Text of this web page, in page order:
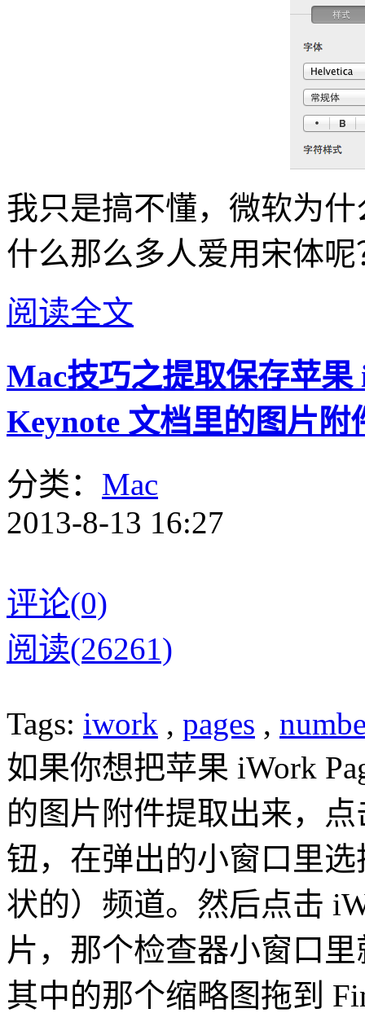
我只是搞不懂，微软为
什么那么多人爱用宋体呢
阅读全文
Mac技巧之提取保存苹果
Keynote 文档里的图片附
分类： Mac
2013-8-13 16:27
评论(0)
阅读(26261)
Tags: iwork , pages ,
如果你想把苹果 iWork
的图片附件提取出来，
钮，在弹出的小窗口里
状的）频道。然后点击
片，那个检查器小窗口
其中的那个缩略图拖到